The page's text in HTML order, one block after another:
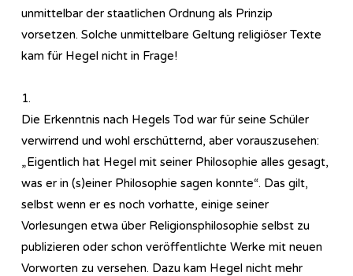
unmittelbar der staatlichen Ordnung als Prinzip
vorsetzen. Solche unmittelbare Geltung religiöser Texte
kam für Hegel nicht in Frage!
1.
Die Erkenntnis nach Hegels Tod war für seine Schüler
verwirrend und wohl erschütternd, aber vorauszusehen:
„Eigentlich hat Hegel mit seiner Philosophie alles gesagt,
was er in (s)einer Philosophie sagen konnte“. Das gilt,
selbst wenn er es noch vorhatte, einige seiner
Vorlesungen etwa über Re­li­gi­ons­phi­lo­so­phie selbst zu
publizieren oder schon veröffentlichte Werke mit neuen
Vorworten zu versehen. Dazu kam Hegel nicht mehr